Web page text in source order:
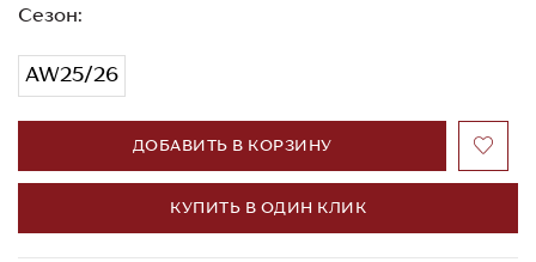
Сезон:
AW25/26
ДОБАВИТЬ В КОРЗИНУ
КУПИТЬ В ОДИН КЛИК